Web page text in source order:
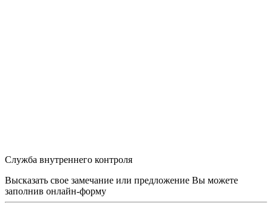
Служба внутреннего контроля
Высказать свое замечание или предложение Вы можете
заполнив онлайн-форму